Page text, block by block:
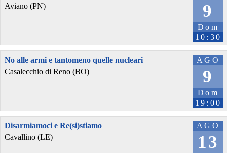
9
Dom
10:30
Aviano (PN)
AGO
9
Dom
19:00
No alle armi e tantomeno quelle nucleari
Casalecchio di Reno (BO)
AGO
13
Disarmiamoci e Re(si)stiamo
Cavallino (LE)